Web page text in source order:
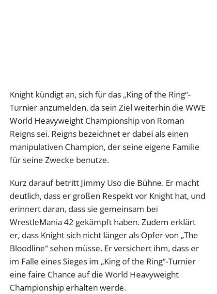
Knight kündigt an, sich für das „King of the Ring“-
Turnier anzumelden, da sein Ziel weiterhin die WWE
World Heavyweight Championship von Roman
Reigns sei. Reigns bezeichnet er dabei als einen
manipulativen Champion, der seine eigene Familie
für seine Zwecke benutze.
Kurz darauf betritt Jimmy Uso die Bühne. Er macht
deutlich, dass er großen Respekt vor Knight hat, und
erinnert daran, dass sie gemeinsam bei
WrestleMania 42 gekämpft haben. Zudem erklärt
er, dass Knight sich nicht länger als Opfer von „The
Bloodline“ sehen müsse. Er versichert ihm, dass er
im Falle eines Sieges im „King of the Ring“-Turnier
eine faire Chance auf die World Heavyweight
Championship erhalten werde.